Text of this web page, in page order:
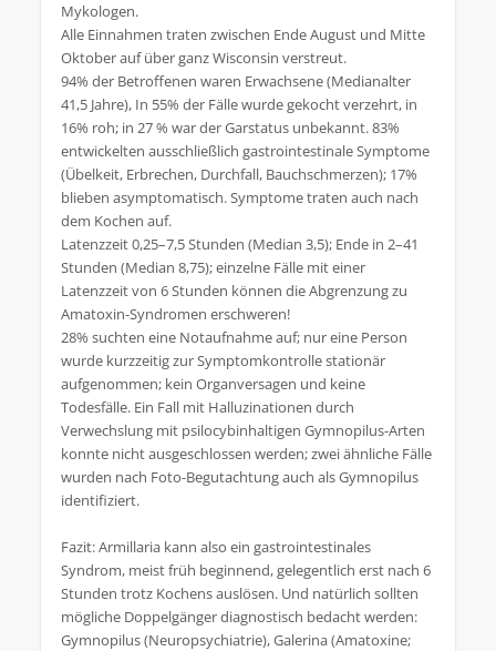
Mykologen.
Alle Einnahmen traten zwischen Ende August und Mitte
Oktober auf über ganz Wisconsin verstreut.
94% der Betroffenen waren Erwachsene (Medianalter
41,5 Jahre), In 55% der Fälle wurde gekocht verzehrt, in
16% roh; in 27 % war der Garstatus unbekannt. 83%
entwickelten ausschließlich gastrointestinale Symptome
(Übelkeit, Erbrechen, Durchfall, Bauchschmerzen); 17%
blieben asymptomatisch. Symptome traten auch nach
dem Kochen auf.
Latenzzeit 0,25–7,5 Stunden (Median 3,5); Ende in 2–41
Stunden (Median 8,75); einzelne Fälle mit einer
Latenzzeit von 6 Stunden können die Abgrenzung zu
Amatoxin‑Syndromen erschweren!
28% suchten eine Notaufnahme auf; nur eine Person
wurde kurzzeitig zur Symptomkontrolle stationär
aufgenommen; kein Organversagen und keine
Todesfälle. Ein Fall mit Halluzinationen durch
Verwechslung mit psilocybinhaltigen Gymnopilus‑Arten
konnte nicht ausgeschlossen werden; zwei ähnliche Fälle
wurden nach Foto‑Begutachtung auch als Gymnopilus
identifiziert.
Fazit: Armillaria kann also ein gastrointestinales
Syndrom, meist früh beginnend, gelegentlich erst nach 6
Stunden trotz Kochens auslösen. Und natürlich sollten
mögliche Doppelgänger diagnostisch bedacht werden:
Gymnopilus (Neuropsychiatrie), Galerina (Amatoxine;